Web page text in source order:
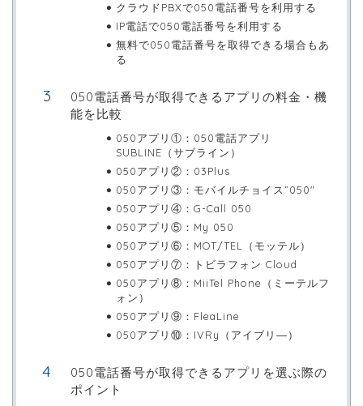
クラウドPBXで050電話番号を利用する
IP電話で050電話番号を利用する
無料で050電話番号を取得できる場合もあ
る
050電話番号が取得できるアプリの料金・機
能を比較
050アプリ①：050電話アプリ
SUBLINE（サブライン）
050アプリ②：03Plus
050アプリ③：モバイルチョイス”050″
050アプリ④：G-Call 050
050アプリ⑤：My 050
050アプリ⑥：MOT/TEL（モッテル）
050アプリ⑦：トビラフォン Cloud
050アプリ⑧：MiiTel Phone（ミーテルフ
ォン）
050アプリ⑨：FleaLine
050アプリ⑩：IVRy（アイブリ―）
050電話番号が取得できるアプリを選ぶ際の
ポイント